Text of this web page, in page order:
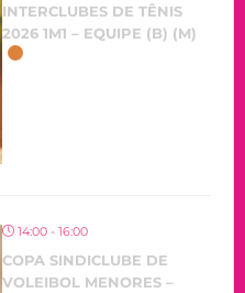
INTERCLUBES DE TÊNIS
2026 1M1 – EQUIPE (B) (M)
14:00 - 16:00
COPA SINDICLUBE DE
VOLEIBOL MENORES –